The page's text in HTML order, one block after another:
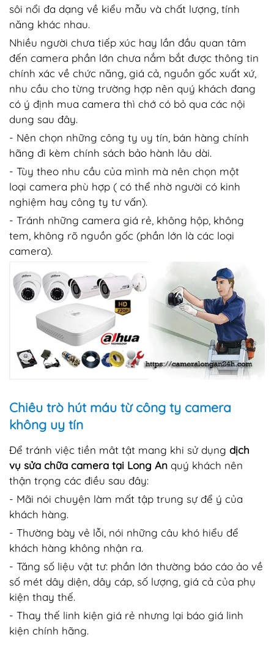
sôi nổi đa dạng về kiểu mẫu và chất lượng, tính
năng khác nhau.
Nhiều người chưa tiếp xúc hay lần đầu quan tâm
đến camera phần lớn chưa nắm bắt được thông tin
chính xác về chức năng, giá cả, nguồn gốc xuất xứ,
nhu cầu cho từng trường hợp nên quý khách đang
có ý định mua camera thì chớ có bỏ qua các nội
dung sau đây.
- Nên chọn những công ty uy tín, bán hàng chính
hãng đi kèm chính sách bảo hành lâu dài.
- Tùy theo nhu cầu của mình mà nên chọn một
loại camera phù hợp ( có thể nhờ người có kinh
nghiệm hay công ty tư vấn).
- Tránh những camera giá rẻ, không hộp, không
tem, không rõ nguồn gốc (phần lớn là các loại
camera).
Chiêu trò hút máu từ công ty camera
không uy tín
Để tránh việc tiền mât tật mang khi sử dụng dịch
vụ sửa chữa camera tại Long An quý khách nên
thận trọng các điều sau đây:
- Mãi nói chuyện làm mất tập trung sự để ý của
khách hàng.
- Thường bày vẻ lỗi, nói những câu khó hiểu để
khách hàng không nhận ra.
- Tăng số liệu vật tư: phần lớn thường báo cáo ảo về
số mét dây diện, dây cáp, số lượng, giá cả của phụ
kiện thay thế.
- Thay thế linh kiện giá rẻ nhưng lại báo giá linh
kiện chính hãng.